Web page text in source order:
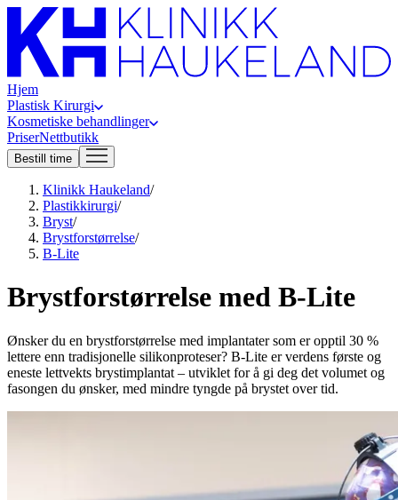
Hjem
Plastisk Kirurgi
Kosmetiske behandlinger
PriserNettbutikk
Bestill time
Klinikk Haukeland/
Plastikkirurgi/
Bryst/
Brystforstørrelse/
B-Lite
Brystforstørrelse med B-Lite
Ønsker du en brystforstørrelse med implantater som er opptil 30 %
lettere enn tradisjonelle silikonproteser? B-Lite er verdens første og
eneste lettvekts brystimplantat – utviklet for å gi deg det volumet og
fasongen du ønsker, med mindre tyngde på brystet over tid.